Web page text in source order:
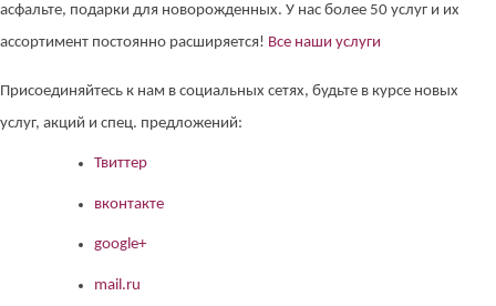
асфальте, подарки для новорожденных. У нас более 50 услуг и их
ассортимент постоянно расширяется! Все наши услуги
Присоединяйтесь к нам в социальных сетях, будьте в курсе новых
услуг, акций и спец. предложений:
Твиттер
вконтакте
google+
mail.ru